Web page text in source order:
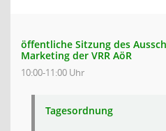
öffentliche Sitzung des
Marketing der VRR AöR
10:00-11:00 Uhr
Tagesordnung